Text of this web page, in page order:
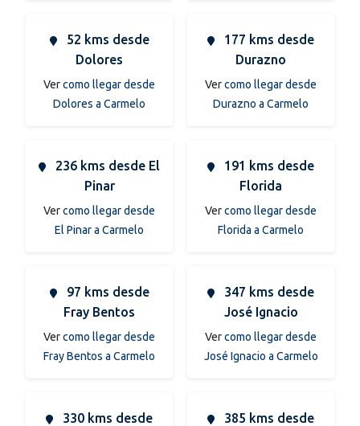
52 kms desde
Dolores
Vercomo llegar desde
Dolores a Carmelo
177 kms desde
Durazno
Vercomo llegar desde
Durazno a Carmelo
236 kms desde El
Pinar
Vercomo llegar desde
El Pinar a Carmelo
191 kms desde
Florida
Vercomo llegar desde
Florida a Carmelo
97 kms desde
Fray Bentos
Vercomo llegar desde
Fray Bentos a Carmelo
347 kms desde
José Ignacio
Vercomo llegar desde
José Ignacio a Carmelo
330 kms desde
385 kms desde